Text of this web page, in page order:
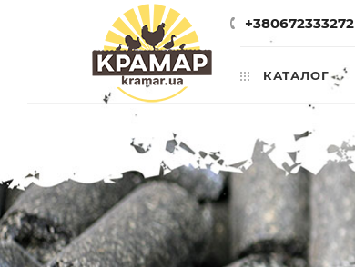
+380672333272
КАТАЛОГ